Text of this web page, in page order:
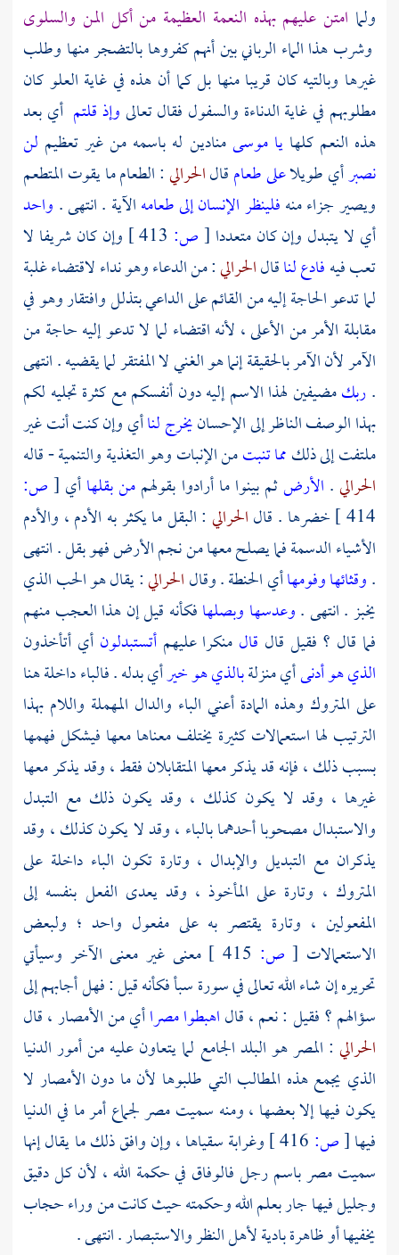
ولما امتن عليهم بهذه النعمة العظيمة من أكل المن والسلوى
وشرب هذا الماء الرباني بين أنهم كفروها بالتضجر منها وطلب
غيرها وبالتيه كان قريبا منها بل كما أن هذه في غاية العلو كان
مطلوبهم في غاية الدناءة والسفول فقال تعالىوإذ قلتم أي بعد
هذه النعم كلهايا موسىمنادين له باسمه من غير تعظيم لن
نصبرأي طويلاعلى طعامقالالحرالي: الطعام ما يقوت المتطعم
ويصير جزاء منهفلينظر الإنسان إلى طعامهالآية . انتهى . واحد
أي لا يتبدل وإن كان متعددا [ص:
وإن كان شريفا لا
تعب فيهفادع لناقالالحرالي: من الدعاء وهو نداء لاقتضاء غلبة
لما تدعو الحاجة إليه من القائم على الداعي بتذلل وافتقار وهو في
مقابلة الأمر من الأعلى ، لأنه اقتضاء لما لا تدعو إليه حاجة من
الآمر لأن الآمر بالحقيقة إنما هو الغني لا المفتقر لما يقضيه . انتهى
.ربكمضيفين لهذا الاسم إليه دون أنفسكم مع كثرة تجليه لكم
بهذا الوصف الناظر إلى الإحسانيخرج لناأي وإن كنت أنت غير
ملتفت إلى ذلكمما تنبتمن الإنبات وهو التغذية والتنمية - قاله
الحرالي. الأرضثم بينوا ما أرادوا بقولهممن بقلهاأي [ص:
414 ] خضرها . قالالحرالي : البقل ما يكثر به الأدم ، والأدم
الأشياء الدسمة فما يصلح معها من نجم الأرض فهو بقل . انتهى
.وقثائها وفومهاأي الحنطة . وقالالحرالي: يقال هو الحب الذي
يخبز . انتهى .وعدسها وبصلهافكأنه قيل إن هذا العجب منهم
فما قال ؟ فقيل قال قال منكرا عليهمأتستبدلون أي أتأخذون
الذي هو أدنىأي منزلةبالذي هو خيرأي بدله . فالباء داخلة هنا
على المتروك وهذه المادة أعني الباء والدال المهملة واللام بهذا
الترتيب لها استعمالات كثيرة يختلف معناها معها فيشكل فهمها
بسبب ذلك ، فإنه قد يذكر معها المتقابلان فقط ، وقد يذكر معها
غيرها ، وقد لا يكون كذلك ، وقد يكون ذلك مع التبدل
والاستبدال مصحوبا أحدهما بالباء ، وقد لا يكون كذلك ، وقد
يذكران مع التبديل والإبدال ، وتارة تكون الباء داخلة على
المتروك ، وتارة على المأخوذ ، وقد يعدى الفعل بنفسه إلى
المفعولين ، وتارة يقتصر به على مفعول واحد ؛ ولبعض
الاستعمالات [ ص:
معنى غير معنى الآخر وسيأتي
تحريره إن شاء الله تعالى في سورة سبأ فكأنه قيل : فهل أجابهم إلى
سؤالهم ؟ فقيل : نعم ، قالاهبطوا مصراأي من الأمصار ، قال
الحرالي : المصر هو البلد الجامع لما يتعاون عليه من أمور الدنيا
الذي يجمع هذه المطالب التي طلبوها لأن ما دون الأمصار لا
يكون فيها إلا بعضها ، ومنه سميتمصرلجماع أمر ما في الدنيا
فيها[ص:
وغرابة سقياها ، وإن وافق ذلك ما يقال إنها
سميتمصرباسم رجل فالوفاق في حكمة الله ، لأن كل دقيق
وجليل فيها جار بعلم الله وحكمته حيث كانت من وراء حجاب
يخفيها أو ظاهرة بادية لأهل النظر والاستبصار . انتهى .